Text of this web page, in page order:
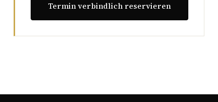
Termin verbindlich reservieren